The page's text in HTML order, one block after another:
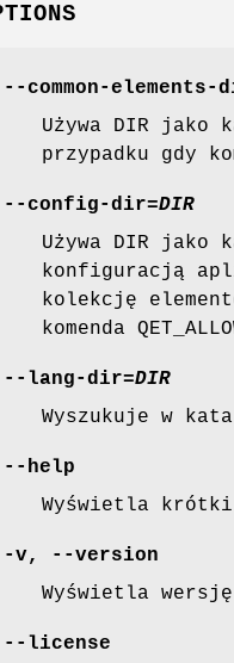
--common-elements-
Używa DIR jako
przypadku gdy
--config-dir=DIR
Używa DIR
konfiguracją
kolekcję
komenda
--lang-dir=DIR
Wyszukuje w
--help
Wyświetla
-v,
--version
Wyświetla
--license